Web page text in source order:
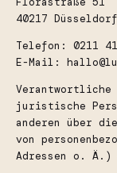
40217 Düsseldorf
Telefon: 0211
E-Mail:
juristische
anderen über
von
Adressen o. Ä.)